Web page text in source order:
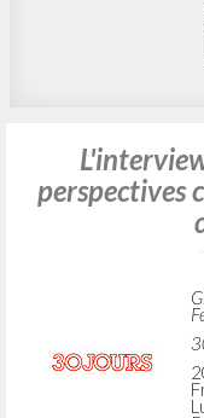
perspectives